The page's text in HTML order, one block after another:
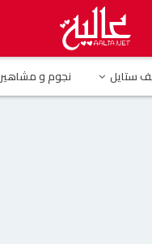
ستايل نجوم و مشاهير
بتقوي”(فيديو )